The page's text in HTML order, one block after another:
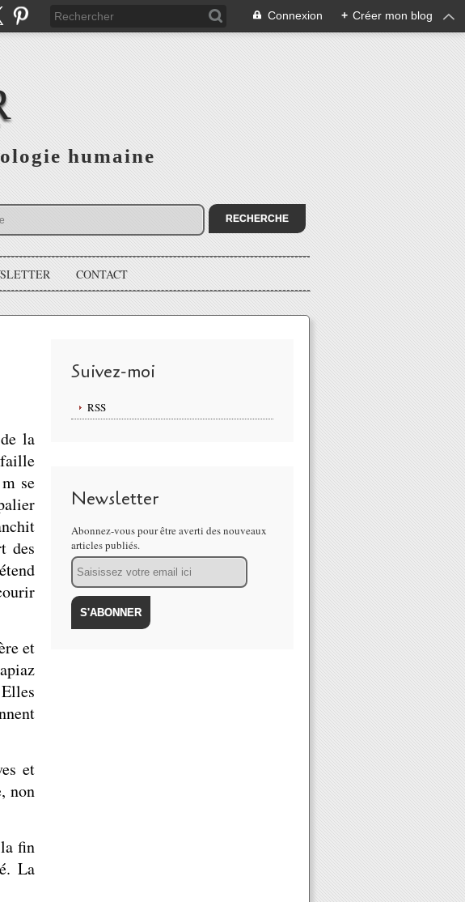
Connexion + Créer mon blog
humaine
CONTACT
la
se
des
et
et
non
fin
La
Suivez-moi
RSS
Newsletter
Abonnez-vous pour être averti des nouveaux
articles publiés.
Email